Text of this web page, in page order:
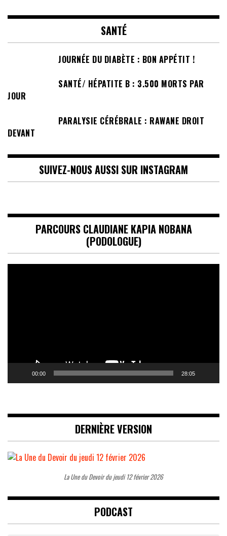
SANTÉ
JOURNÉE DU DIABÈTE : BON APPÉTIT !
SANTÉ/ HÉPATITE B : 3.500 MORTS PAR
JOUR
PARALYSIE CÉRÉBRALE : RAWANE DROIT
DEVANT
SUIVEZ-NOUS AUSSI SUR INSTAGRAM
PARCOURS CLAUDIANE KAPIA NOBANA
(PODOLOGUE)
00:00 28:05
DERNIÈRE VERSION
La Une du Devoir du jeudi 12 février 2026
PODCAST